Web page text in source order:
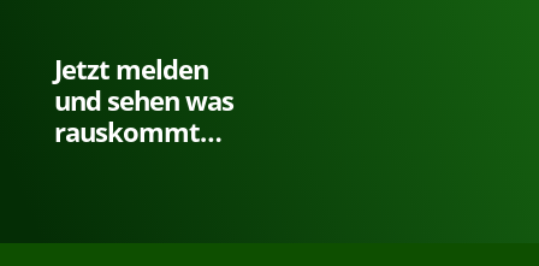
Jetzt melden
und sehen was
rauskommt…